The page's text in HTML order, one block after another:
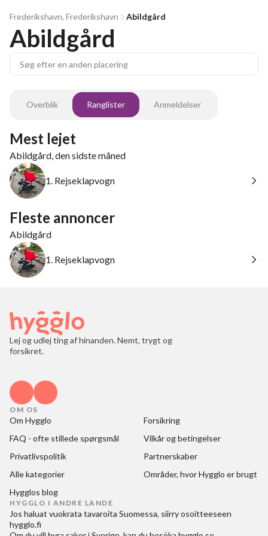
Frederikshavn, Frederikshavn Abildgård
Abildgård
Overblik Ranglister Anmeldelser
Mest lejet
Abildgård, den sidste måned
1. Rejseklapvogn
Fleste annoncer
Abildgård
1. Rejseklapvogn
Lej og udlej ting af hinanden. Nemt, trygt og
forsikret.
OM OS
Om Hygglo
Forsikring
FAQ - ofte stillede spørgsmål
Vilkår og betingelser
Privatlivspolitik
Partnerskaber
Alle kategorier
Områder, hvor Hygglo er brugt
Hygglos blog
HYGGLO I ANDRE LANDE
Jos haluat vuokrata tavaroita Suomessa, siirry osoitteeseen
hygglo.fi